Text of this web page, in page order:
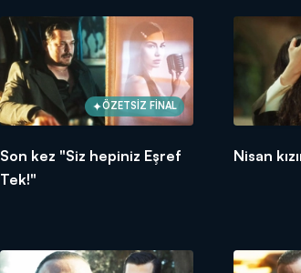
ÖZETSİZ FİNAL
Son kez "Siz hepiniz Eşref
Tek!"
Nisan